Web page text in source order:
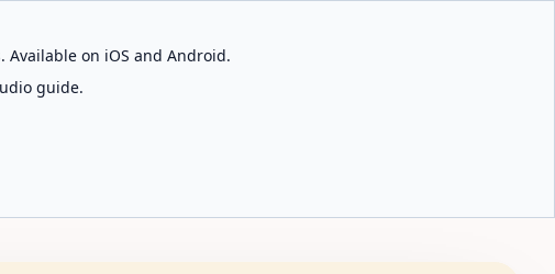
on iOS and Android.
guide.